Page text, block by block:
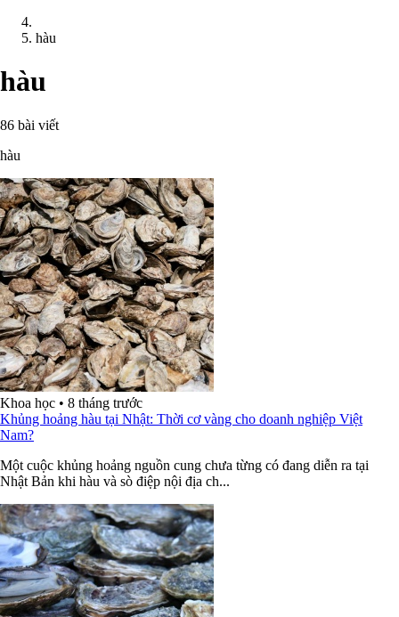
hàu
hàu
86 bài viết
hàu
Khoa học • 8 tháng trước
Khủng hoảng hàu tại Nhật: Thời cơ vàng cho doanh nghiệp Việt
Nam?
Một cuộc khủng hoảng nguồn cung chưa từng có đang diễn ra tại
Nhật Bản khi hàu và sò điệp nội địa ch...